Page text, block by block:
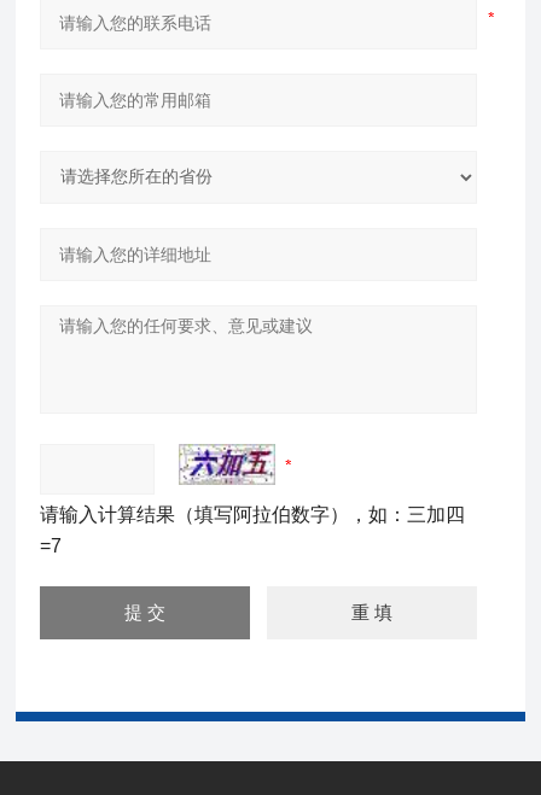
请输入计算结果（填写阿拉伯数字），如：三加四
=7